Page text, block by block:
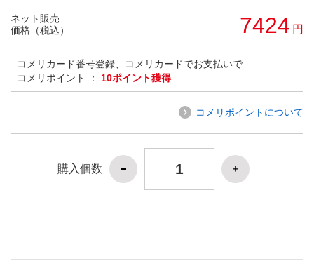
ネット販売
価格（税込）
7424 円
コメリカード番号登録、コメリカードでお支払いで
コメリポイント ： 10ポイント獲得
コメリポイントについて
購入個数